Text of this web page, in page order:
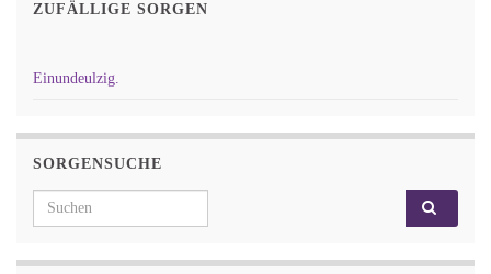
ZUFÄLLIGE SORGEN
Einundeulzig.
SORGENSUCHE
Search for: